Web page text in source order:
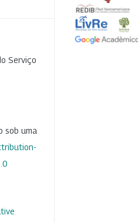
Serviço
sob uma